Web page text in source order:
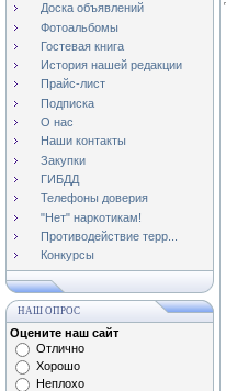
Доска объявлений
Фотоальбомы
Гостевая книга
История нашей редакции
Прайс-лист
Подписка
О нас
Наши контакты
Закупки
ГИБДД
Телефоны доверия
"Нет" наркотикам!
Противодействие терр...
Конкурсы
НАШ ОПРОС
Оцените наш сайт
Отлично
Хорошо
Неплохо